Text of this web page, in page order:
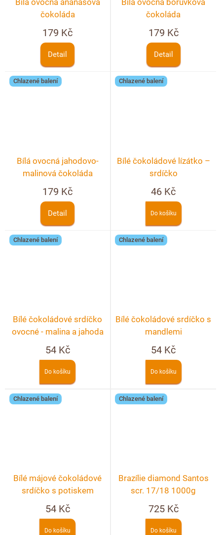
čokoláda
179 Kč
Detail
čokoláda
179 Kč
Detail
Chlazené balení
Bílá ovocná jahodovo-
malinová čokoláda
179 Kč
Detail
Chlazené balení
Bílé čokoládové lízátko –
srdíčko
46 Kč
Do košíku
Chlazené balení
Bílé čokoládové srdíčko
ovocné - malina a jahoda
54 Kč
Do košíku
Chlazené balení
Bílé čokoládové srdíčko s
mandlemi
54 Kč
Do košíku
Chlazené balení
Bílé májové čokoládové
srdíčko s potiskem
54 Kč
Do košíku
Chlazené balení
Brazílie diamond Santos
scr. 17/18 1000g
725 Kč
Do košíku